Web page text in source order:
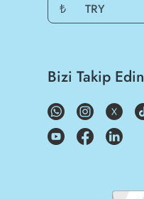
₺ TRY
Bizi Takip Edin